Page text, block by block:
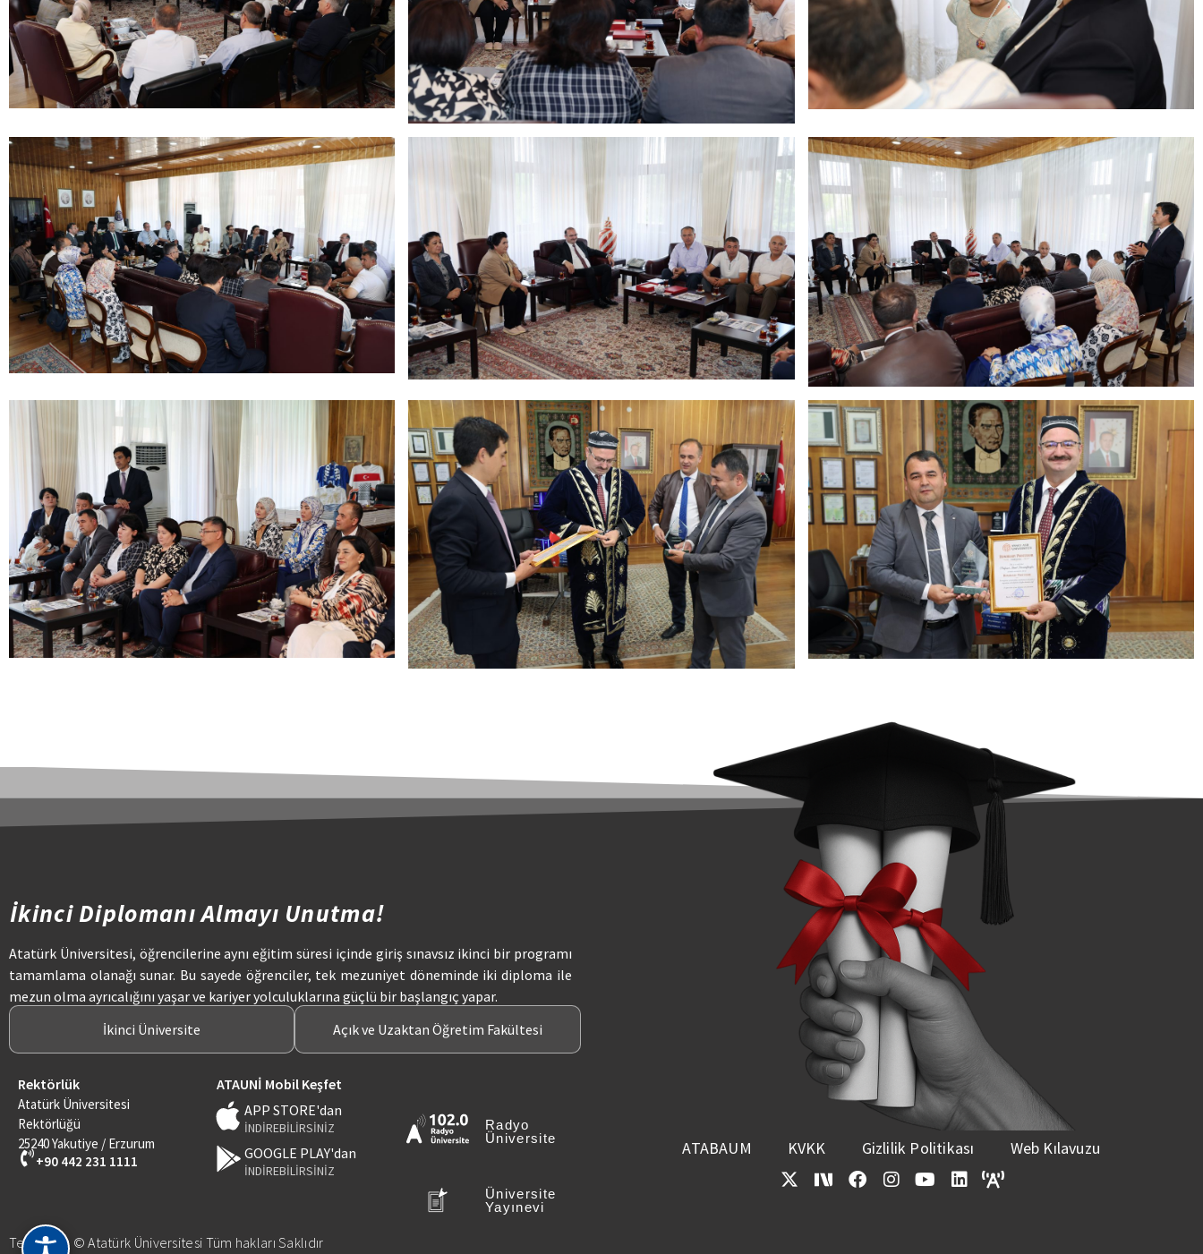
İkinci Diplomanı Almayı Unutma!
Atatürk Üniversitesi, öğrencilerine aynı eğitim süresi içinde giriş sınavsız ikinci bir programı
tamamlama olanağı sunar. Bu sayede öğrenciler, tek mezuniyet döneminde iki diploma ile
mezun olma ayrıcalığını yaşar ve kariyer yolculuklarına güçlü bir başlangıç yapar.
İkinci Üniversite
Açık ve Uzaktan Öğretim Fakültesi
Rektörlük
Atatürk Üniversitesi
Rektörlüğü
25240 Yakutiye / Erzurum
+90 442 231 1111
ATAUNİ Mobil Keşfet
APP STORE'dan
İNDİREBİLİRSİNİZ
GOOGLE PLAY'dan
İNDİREBİLİRSİNİZ
Radyo
Üniversite
Üniversite
Yayınevi
Telif Hakkı © Atatürk Üniversitesi Tüm hakları Saklıdır
ATABAUM KVKK Gizlilik Politikası Web Kılavuzu